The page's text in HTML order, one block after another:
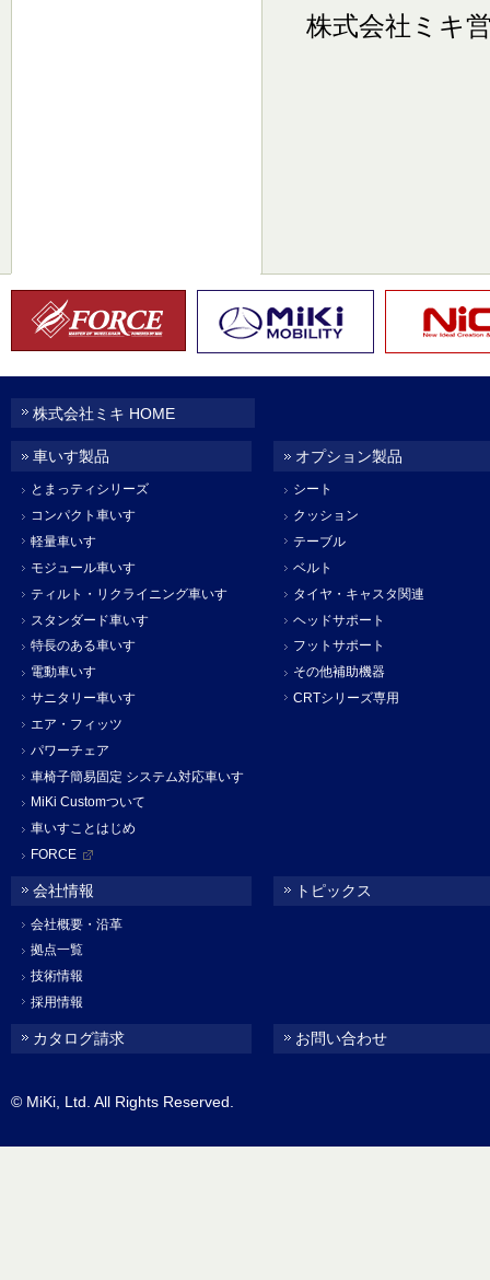
株式会社ミキ
株式会社ミキ HOME
車いす製品
とまっティシリーズ
コンパクト車いす
軽量車いす
モジュール車いす
ティルト・リクライニング車いす
スタンダード車いす
特長のある車いす
電動車いす
サニタリー車いす
エア・フィッツ
パワーチェア
車椅子簡易固定 システム対応車いす
MiKi Customついて
車いすことはじめ
FORCE
オプション製品
シート
クッション
テーブル
ベルト
タイヤ・キャスタ関連
ヘッドサポート
フットサポート
その他補助機器
CRTシリーズ専用
会社情報
会社概要・沿革
拠点一覧
技術情報
採用情報
トピックス
カタログ請求 お問い合わせ
© MiKi, Ltd. All Rights Reserved.